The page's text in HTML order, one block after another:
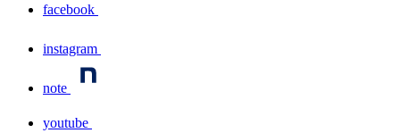
facebook
instagram
note
youtube